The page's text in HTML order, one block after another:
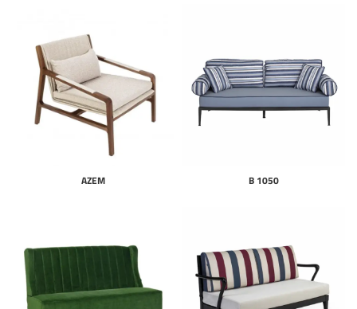
AZEM B 1050